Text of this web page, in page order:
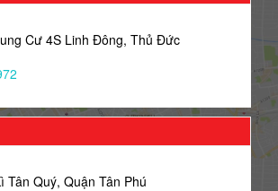
Cư 4S Linh Đông, Thủ Đức
Tân Quý, Quận Tân Phú